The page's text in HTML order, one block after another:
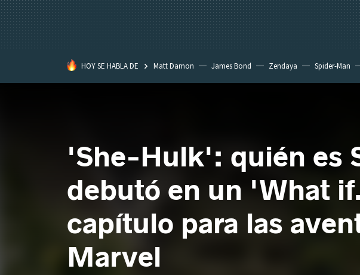
HOY SE HABLA DE Matt Damon James Bond Zendaya Spider-Man
'She-Hulk': quién es
debutó en un 'What
capítulo para las
Marvel